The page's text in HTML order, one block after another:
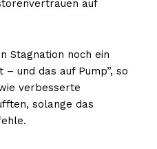
auf
Stagnation noch ein
und das auf Pump”, so
verbesserte
solange das